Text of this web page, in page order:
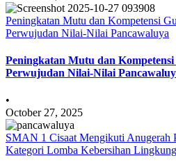
Peningkatan Mutu dan Kompetensi
Perwujudan Nilai-Nilai Pancawaluya
Peningkatan Mutu dan
Perwujudan Nilai-Nilai
•
October 27, 2025
SMAN 1 Cisaat Mengikuti Anugerah
Kategori Lomba Kebersihan